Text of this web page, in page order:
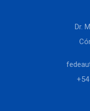
Dr.